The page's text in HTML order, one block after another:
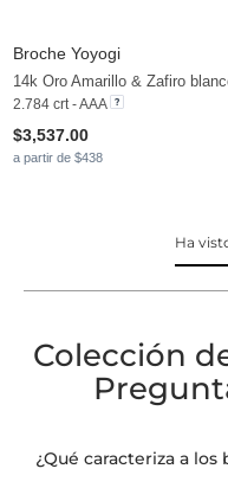
Broche Yoyogi
14k Oro Amarillo & Zafiro
2.784 crt - AAA
$3,537.00
a partir de $438
Ha
Colección
¿Qué caracteriza a los